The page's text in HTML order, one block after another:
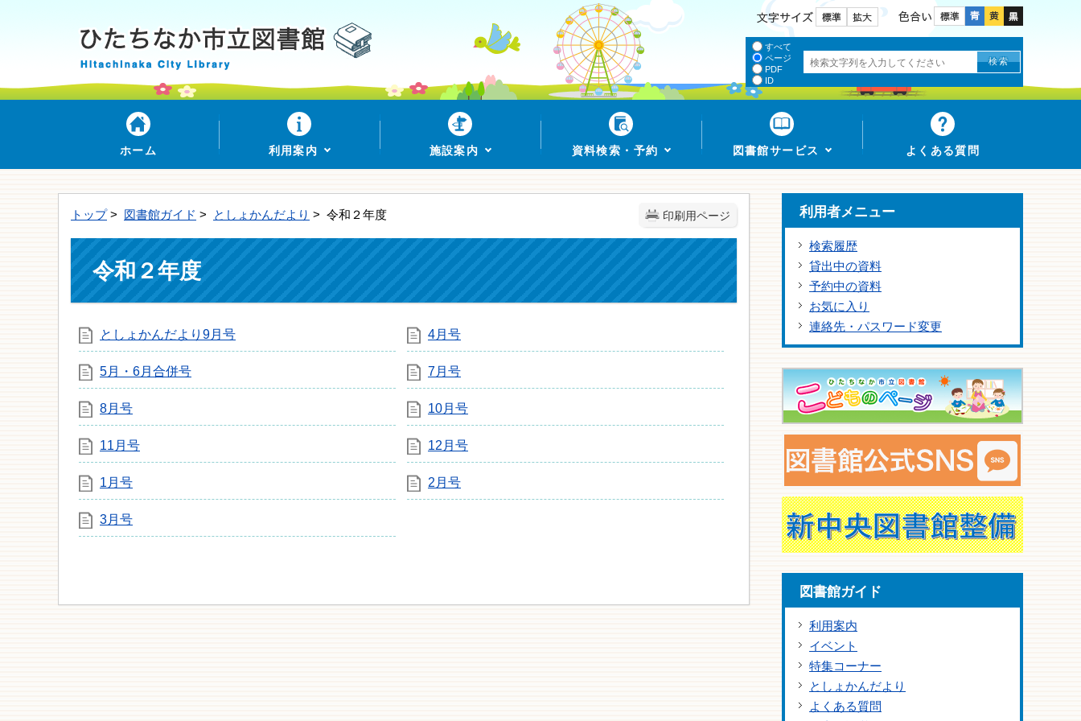
色合い
文字サイズ
すべて
ページ
PDF
ID
ホーム 利用案内 施設案内 資料検索・予約 図書館サービス よくある質問
印刷用ページ
トップ> 図書館ガイド > としょかんだより > 令和２年度
令和２年度
としょかんだより9月号 4月号
5月・6月合併号 7月号
8月号 10月号
11月号 12月号
1月号 2月号
3月号
利用者メニュー
検索履歴
貸出中の資料
予約中の資料
お気に入り
連絡先・パスワード変更
図書館ガイド
利用案内
イベント
特集コーナー
としょかんだより
よくある質問